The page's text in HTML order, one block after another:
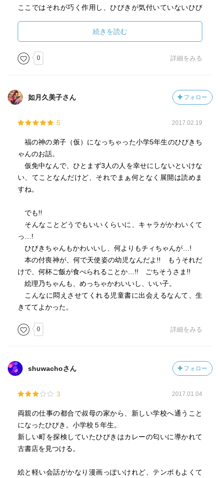
ここではそれが巧く作用し、ひびきが気付いていないひび
意されています。それまでにひびきが気付いてないけれど
引っ掛かっていることが示され、読者が同じようにそこに
引っ掛かりを感じることでひびきと共に問題を乗り越える
のでしょう。
の配置も絶妙です。これもキャラクターで引っ張る物語な
らではの効果なのかなとも思います。
クラスメイトにつきまとうストーカーの正体は？ 音楽室
に現れたのっぺらぼう、ひびきに訪れるふしぎな世界。果
たしてひびきは「福の神の弟子（仮）」として３人の人を
幸せにできるのか？
続きを読む
0 詳細をみる
如月久美子さん フォロー
5 2017.02.19
福の神の弟子（仮）になっちゃった小学5年生のひびきち
ゃんのお話。
仮免中なんで、ひとまず3人の人を幸せにしないといけな
い、てことなんだけど、それでまぁ何となく展開は読めま
すね。
でも!!
そんなことどうでもいいくらいに、キャラがかわいくて
っ…!
ひびきちゃんもかわいいし、何よりもチィちゃんが…!
本の付喪神が、何で天使姿の幼児なんだよ!! もうそれだ
けで、何杯ご飯が食べられることか…!! ごちそうさま!!
絵理乃ちゃんも、めっちゃかわいいし、いい子。
こんなに悶えさせてくれる児童書に出会えるなんて、生
きててよかった。
0 詳細をみる
shuwachoさん フォロー
3 2017.01.04
両親の仕事の都合で叔母の家から、新しい学校へ通うこと
になったひびき。小学校５年生。
新しい町を探検していたひびきはカレーの匂いに導かれて
古書店を見つける。
絵と軽い会話がかなり漫画っぽいけれど、テンポもよくて